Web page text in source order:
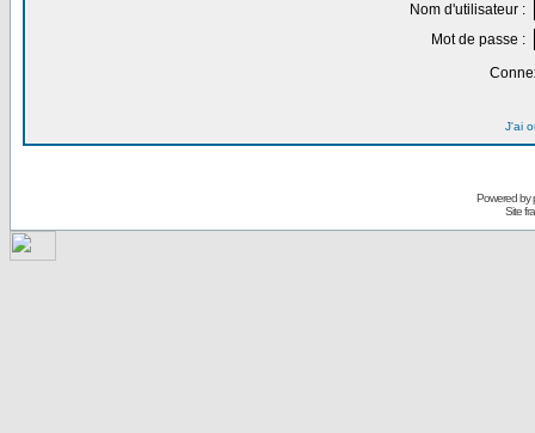
Nom d'utilisateur :
Mot de passe :
J'ai
Powered by
Site